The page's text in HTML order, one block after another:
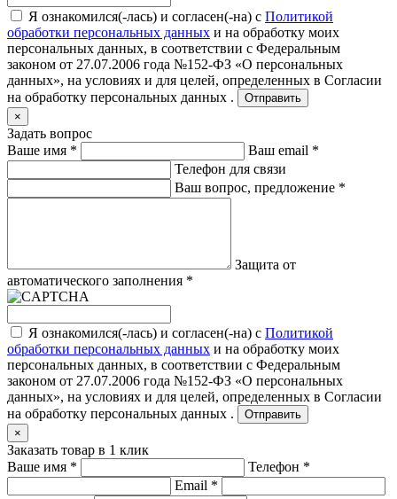
Я ознакомился(-лась) и согласен(-на) с Политикой
обработки персональных данных и на обработку моих
персональных данных, в соответствии с Федеральным
законом от 27.07.2006 года №152-ФЗ «О персональных
данных», на условиях и для целей, определенных в Согласии
на обработку персональных данных .
Отправить
×
Задать вопрос
Ваше имя * Ваш email *
Телефон для связи
Ваш вопрос, предложение *
Защита от
автоматического заполнения *
Я ознакомился(-лась) и согласен(-на) с Политикой
обработки персональных данных и на обработку моих
персональных данных, в соответствии с Федеральным
законом от 27.07.2006 года №152-ФЗ «О персональных
данных», на условиях и для целей, определенных в Согласии
на обработку персональных данных .
Отправить
×
Заказать товар в 1 клик
Ваше имя * Телефон *
Email *